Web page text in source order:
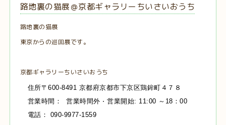
路地裏の猫展＠京都ギャラリーちいさいおうち
路地裏の猫展
東京からの巡回展です。
京都ギャラリーちいさいおうち
住所〒600-8491 京都府京都市下京区鶏鉾町４７８
営業時間：
営業時間外 ⋅ 営業開始: 11:00 ～18：00
電話： 090-9977-1559